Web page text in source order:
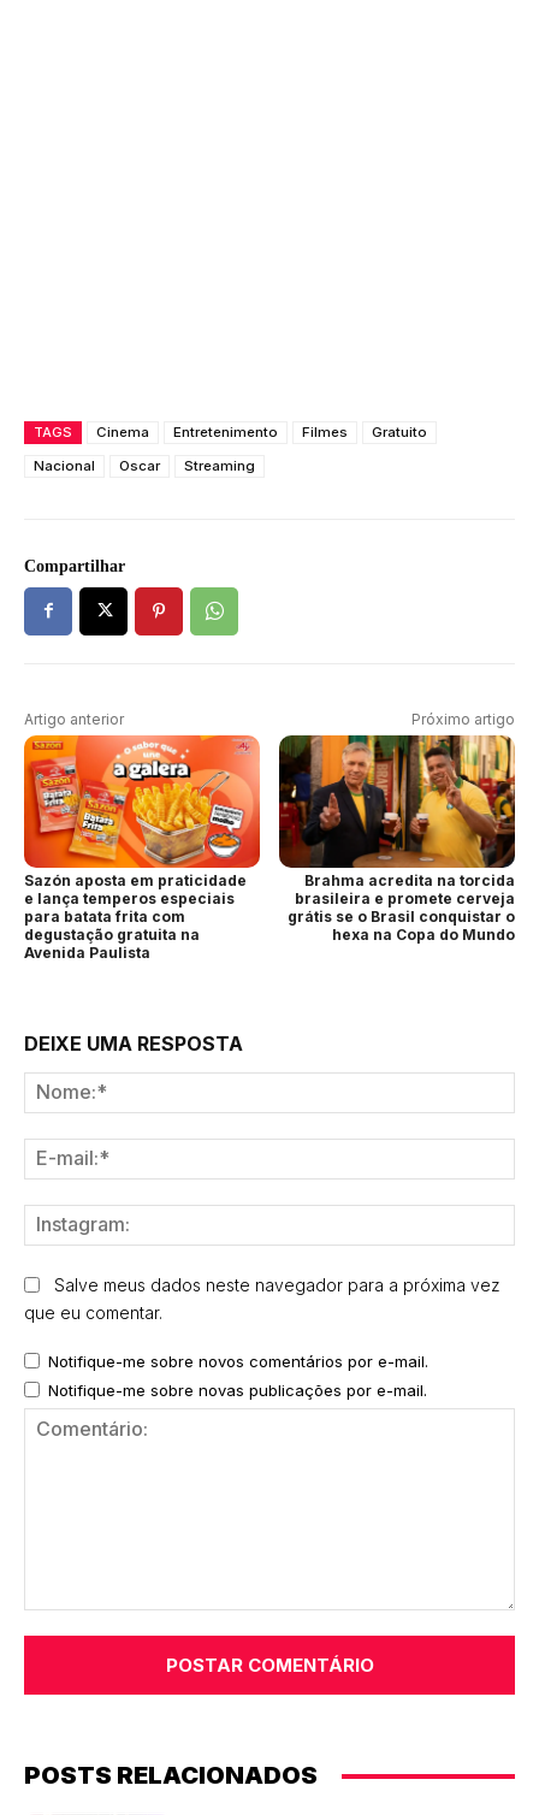
TAGS Cinema Entretenimento Filmes
Gratuito
Nacional
Oscar Streaming
Compartilhar
Artigo anterior
Sazón aposta em praticidade
e lança temperos especiais
para batata frita com
degustação gratuita na
Avenida Paulista
Próximo artigo
Brahma acredita na torcida
brasileira e promete cerveja
grátis se o Brasil conquistar o
hexa na Copa do Mundo
DEIXE UMA RESPOSTA
Salve meus dados neste navegador para a próxima vez
que eu comentar.
Notifique-me sobre novos comentários por e-mail.
Notifique-me sobre novas publicações por e-mail.
POSTS RELACIONADOS